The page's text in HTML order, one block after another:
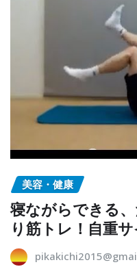
美容・健康
寝ながらできる
り筋トレ！自重